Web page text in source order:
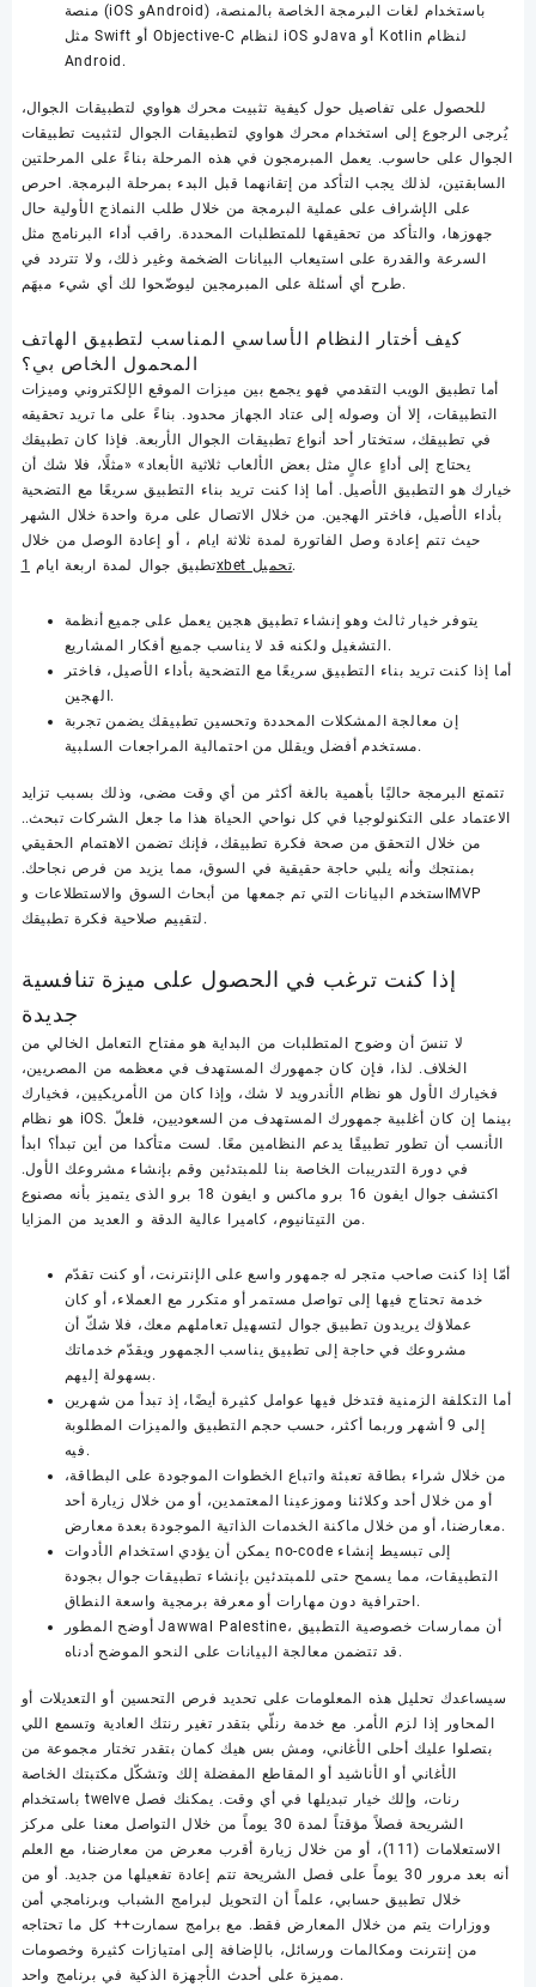
منصة (iOS وAndroid) باستخدام لغات البرمجة الخاصة بالمنصة،
مثل Swift أو Objective-C لنظام iOS وJava أو Kotlin لنظام
Android.
للحصول على تفاصيل حول كيفية تثبيت محرك هواوي لتطبيقات الجوال،
يُرجى الرجوع إلى استخدام محرك هواوي لتطبيقات الجوال لتثبيت تطبيقات
الجوال على حاسوب. يعمل المبرمجون في هذه المرحلة بناءً على المرحلتين
السابقتين، لذلك يجب التأكد من إتقانهما قبل البدء بمرحلة البرمجة. احرص
على الإشراف على عملية البرمجة من خلال طلب النماذج الأولية حال
جهوزها، والتأكد من تحقيقها للمتطلبات المحددة. راقب أداء البرنامج مثل
السرعة والقدرة على استيعاب البيانات الضخمة وغير ذلك، ولا تتردد في
طرح أي أسئلة على المبرمجين ليوضّحوا لك أي شيء مبهَم.
كيف أختار النظام الأساسي المناسب لتطبيق الهاتف
المحمول الخاص بي؟
أما تطبيق الويب التقدمي فهو يجمع بين ميزات الموقع الإلكتروني وميزات
التطبيقات، إلا أن وصوله إلى عتاد الجهاز محدود. بناءً على ما تريد تحقيقه
في تطبيقك، ستختار أحد أنواع تطبيقات الجوال الأربعة. فإذا كان تطبيقك
يحتاج إلى أداءٍ عالٍ مثل بعض الألعاب ثلاثية الأبعاد» «مثلًا، فلا شك أن
خيارك هو التطبيق الأصيل. أما إذا كنت تريد بناء التطبيق سريعًا مع التضحية
بأداء الأصيل، فاختر الهجين. من خلال الاتصال على مرة واحدة خلال الشهر
حيث تتم إعادة وصل الفاتورة لمدة ثلاثة ايام ، أو إعادة الوصل من خلال
تطبيق جوال لمدة اربعة ايام
1xbet تحميل.
يتوفر خيار ثالث وهو إنشاء تطبيق هجين يعمل على جميع أنظمة
التشغيل ولكنه قد لا يناسب جميع أفكار المشاريع.
أما إذا كنت تريد بناء التطبيق سريعًا مع التضحية بأداء الأصيل، فاختر
الهجين.
إن معالجة المشكلات المحددة وتحسين تطبيقك يضمن تجربة
مستخدم أفضل ويقلل من احتمالية المراجعات السلبية.
تتمتع البرمجة حاليًا بأهمية بالغة أكثر من أي وقت مضى، وذلك بسبب تزايد
الاعتماد على التكنولوجيا في كل نواحي الحياة هذا ما جعل الشركات تبحث..
من خلال التحقق من صحة فكرة تطبيقك، فإنك تضمن الاهتمام الحقيقي
بمنتجك وأنه يلبي حاجة حقيقية في السوق، مما يزيد من فرص نجاحك.
استخدم البيانات التي تم جمعها من أبحاث السوق والاستطلاعات وMVP
لتقييم صلاحية فكرة تطبيقك.
إذا كنت ترغب في الحصول على ميزة تنافسية
جديدة
لا تنسَ أن وضوح المتطلبات من البداية هو مفتاح التعامل الخالي من
الخلاف. لذا، فإن كان جمهورك المستهدف في معظمه من المصريين،
فخيارك الأول هو نظام الأندرويد لا شك، وإذا كان من الأمريكيين، فخيارك
هو نظام iOS. بينما إن كان أغلبية جمهورك المستهدف من السعوديين، فلعلّ
الأنسب أن تطور تطبيقًا يدعم النظامين معًا. لست متأكدا من أين تبدأ؟ ابدأ
في دورة التدريبات الخاصة بنا للمبتدئين وقم بإنشاء مشروعك الأول.
اكتشف جوال ايفون 16 برو ماكس و ايفون 18 برو الذى يتميز بأنه مصنوع
من التيتانيوم، كاميرا عالية الدقة و العديد من المزايا.
أمّا إذا كنت صاحب متجر له جمهور واسع على الإنترنت، أو كنت تقدّم
خدمة تحتاج فيها إلى تواصل مستمر أو متكرر مع العملاء، أو كان
عملاؤك يريدون تطبيق جوال لتسهيل تعاملهم معك، فلا شكّ أن
مشروعك في حاجة إلى تطبيق يناسب الجمهور ويقدّم خدماتك
بسهولة إليهم.
أما التكلفة الزمنية فتدخل فيها عوامل كثيرة أيضًا، إذ تبدأ من شهرين
إلى 9 أشهر وربما أكثر، حسب حجم التطبيق والميزات المطلوبة
فيه.
من خلال شراء بطاقة تعبئة واتباع الخطوات الموجودة على البطاقة،
أو من خلال أحد وكلائنا وموزعينا المعتمدين، أو من خلال زيارة أحد
معارضنا، أو من خلال ماكنة الخدمات الذاتية الموجودة بعدة معارض.
يمكن أن يؤدي استخدام الأدوات no-code إلى تبسيط إنشاء
التطبيقات، مما يسمح حتى للمبتدئين بإنشاء تطبيقات جوال بجودة
احترافية دون مهارات أو معرفة برمجية واسعة النطاق.
أوضح المطور Jawwal Palestine، أن ممارسات خصوصية التطبيق
قد تتضمن معالجة البيانات على النحو الموضح أدناه.
سيساعدك تحليل هذه المعلومات على تحديد فرص التحسين أو التعديلات أو
المحاور إذا لزم الأمر. مع خدمة رنلّي بتقدر تغير رنتك العادية وتسمع اللي
بتصلوا عليك أحلى الأغاني، ومش بس هيك كمان بتقدر تختار مجموعة من
الأغاني أو الأناشيد أو المقاطع المفضلة إلك وتشكّل مكتبتك الخاصة
باستخدام twelve رنات، وإلك خيار تبديلها في أي وقت. يمكنك فصل
الشريحة فصلاً مؤقتاً لمدة 30 يوماً من خلال التواصل معنا على مركز
الاستعلامات (111)، أو من خلال زيارة أقرب معرض من معارضنا، مع العلم
أنه بعد مرور 30 يوماً على فصل الشريحة تتم إعادة تفعيلها من جديد. أو من
خلال تطبيق حسابي، علماً أن التحويل لبرامج الشباب وبرنامجي أمن
ووزارات يتم من خلال المعارض فقط. مع برامج سمارت++ كل ما تحتاجه
من إنترنت ومكالمات ورسائل، بالإضافة إلى امتيازات كثيرة وخصومات
مميزة على أحدث الأجهزة الذكية في برنامج واحد.